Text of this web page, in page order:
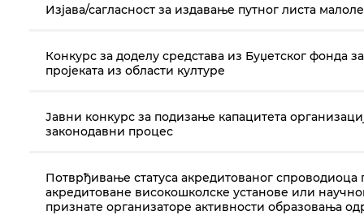
Изјава/сагласност за издавање путног листа
Конкурс за доделу средстава из Буџетског фонда
пројеката из области културе
Јавни конкурс за подизање капацитета
законодавни процес
Потврђивање статуса акредитованог спроводиоца
акредитоване високошколске установе или
признате организаторе активности образовања